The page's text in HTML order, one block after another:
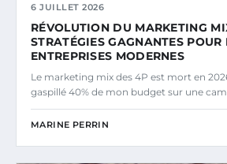
6 JUILLET 2026
RÉVOLUTION DU MARKETING
STRATÉGIES GAGNANTES POUR
ENTREPRISES MODERNES
Le marketing mix des 4P est mort en
gaspillé 40% de mon budget sur une
MARINE PERRIN